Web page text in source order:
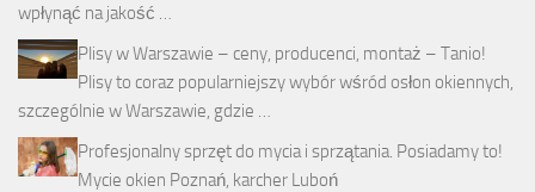
wpłynąć na jakość …
Plisy w Warszawie – ceny, producenci, montaż – Tanio!
Plisy to coraz popularniejszy wybór wśród osłon okiennych,
szczególnie w Warszawie, gdzie …
Profesjonalny sprzęt do mycia i sprzątania. Posiadamy to!
Mycie okien Poznań, karcher Luboń